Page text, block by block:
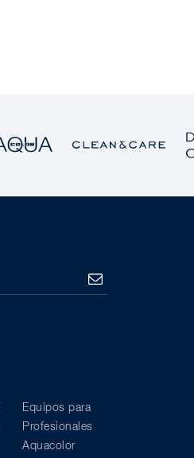
SUSCRIBE
Equipos para
Profesionales
Aquacolor